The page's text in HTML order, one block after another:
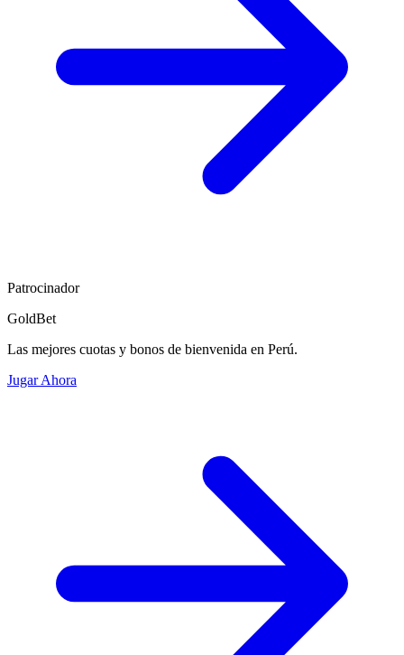
Patrocinador
GoldBet
Las mejores cuotas y bonos de bienvenida en Perú.
Jugar Ahora